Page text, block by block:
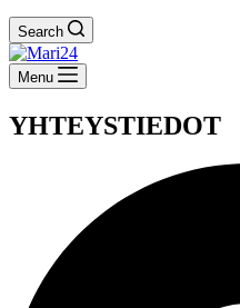
Search
Menu
YHTEYSTIEDOT